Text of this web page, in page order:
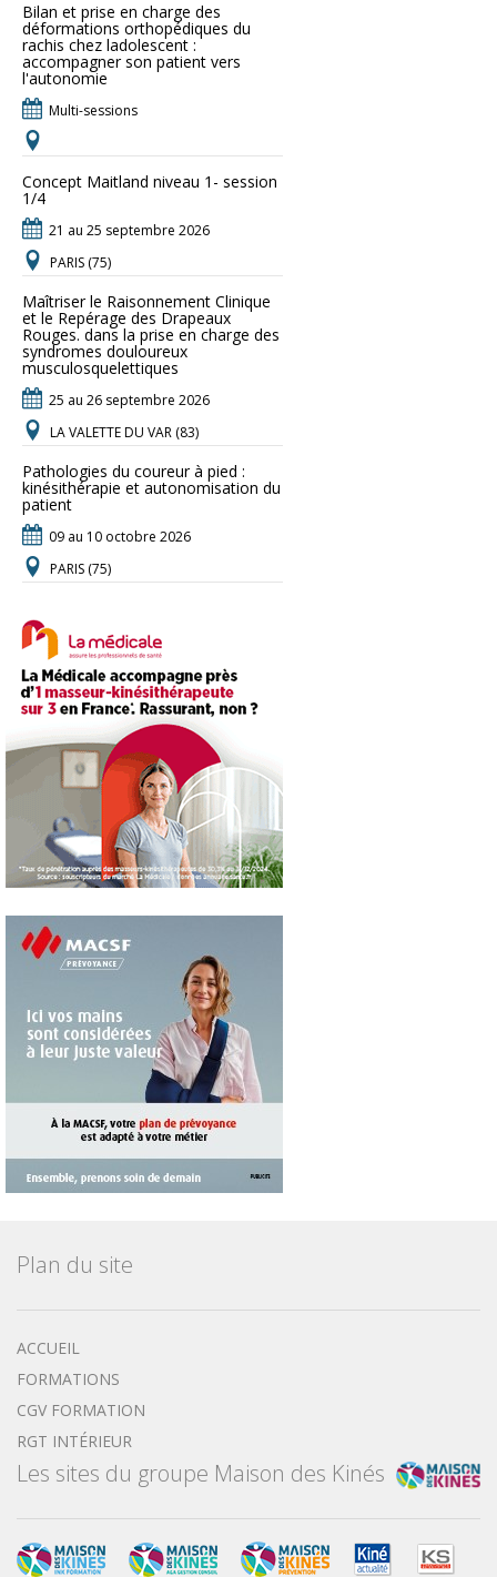
Bilan et prise en charge des
déformations orthopédiques du
rachis chez ladolescent :
accompagner son patient vers
l'autonomie
Multi-sessions
Concept Maitland niveau 1- session
1/4
21 au 25 septembre 2026
PARIS (75)
Maîtriser le Raisonnement Clinique
et le Repérage des Drapeaux
Rouges. dans la prise en charge des
syndromes douloureux
musculosquelettiques
25 au 26 septembre 2026
LA VALETTE DU VAR (83)
Pathologies du coureur à pied :
kinésithérapie et autonomisation du
patient
09 au 10 octobre 2026
PARIS (75)
Plan du site
ACCUEIL
FORMATIONS
CGV FORMATION
RGT INTÉRIEUR
Les sites du groupe Maison des Kinés